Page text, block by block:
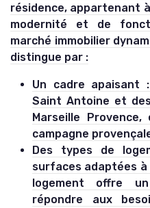
résidence, appartenant
modernité et de
marché immobilier
distingue par :
Un cadre apaisant :
Saint Antoine et
Marseille
campagne
Des types de
surfaces adaptées
logement offre
répondre aux